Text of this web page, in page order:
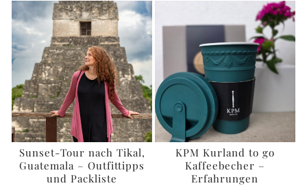
Sunset-Tour nach Tikal,
Guatemala – Outfittipps
und Packliste
KPM Kurland to go
Kaffeebecher –
Erfahrungen